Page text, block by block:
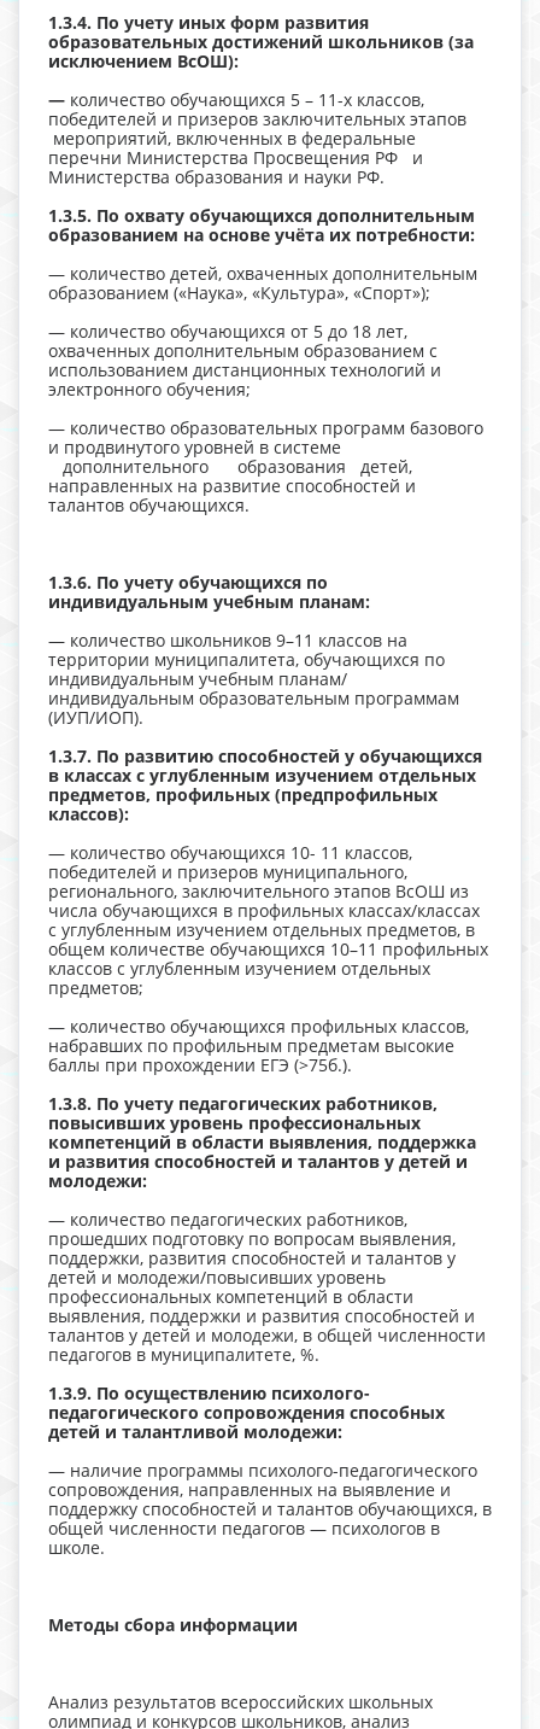
1.3.4. По учету иных форм развития
образовательных достижений школьников (за
исключением ВсОШ):
— количество обучающихся 5 – 11-х классов,
победителей и призеров заключительных этапов
мероприятий, включенных в федеральные
перечни Министерства Просвещения РФ и
Министерства образования и науки РФ.
1.3.5. По охвату обучающихся дополнительным
образованием на основе учёта их потребности:
— количество детей, охваченных дополнительным
образованием («Наука», «Культура», «Спорт»);
— количество обучающихся от 5 до 18 лет,
охваченных дополнительным образованием с
использованием дистанционных технологий и
электронного обучения;
— количество образовательных программ базового
и продвинутого уровней в системе
дополнительного образования детей,
направленных на развитие способностей и
талантов обучающихся.
1.3.6. По учету обучающихся по
индивидуальным учебным планам:
— количество школьников 9–11 классов на
территории муниципалитета, обучающихся по
индивидуальным учебным планам/
индивидуальным образовательным программам
(ИУП/ИОП).
1.3.7. По развитию способностей у обучающихся
в классах с углубленным изучением отдельных
предметов, профильных (предпрофильных
классов):
— количество обучающихся 10- 11 классов,
победителей и призеров муниципального,
регионального, заключительного этапов ВсОШ из
числа обучающихся в профильных классах/классах
с углубленным изучением отдельных предметов, в
общем количестве обучающихся 10–11 профильных
классов с углубленным изучением отдельных
предметов;
— количество обучающихся профильных классов,
набравших по профильным предметам высокие
баллы при прохождении ЕГЭ (>75б.).
1.3.8. По учету педагогических работников,
повысивших уровень профессиональных
компетенций в области выявления, поддержка
и развития способностей и талантов у детей и
молодежи:
— количество педагогических работников,
прошедших подготовку по вопросам выявления,
поддержки, развития способностей и талантов у
детей и молодежи/повысивших уровень
профессиональных компетенций в области
выявления, поддержки и развития способностей и
талантов у детей и молодежи, в общей численности
педагогов в муниципалитете, %.
1.3.9. По осуществлению психолого-
педагогического сопровождения способных
детей и талантливой молодежи:
— наличие программы психолого-педагогического
сопровождения, направленных на выявление и
поддержку способностей и талантов обучающихся, в
общей численности педагогов — психологов в
школе.
Методы сбора информации
Анализ результатов всероссийских школьных
олимпиад и конкурсов школьников, анализ